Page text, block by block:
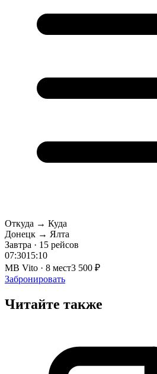
Откуда → Куда
Донецк → Ялта
Завтра · 15 рейсов
07:3015:10
MB Vito · 8 мест3 500 ₽
Забронировать
Читайте также